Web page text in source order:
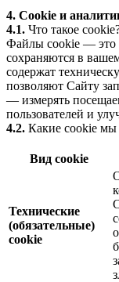
4. Cookie и
4.1. Что такое
Файлы cookie — это
сохраняются в
содержат
позволяют Сайту
— измерять
пользователей и
4.2. Какие cookie мы
Вид cookie
Технические
(обязательные)
cookie